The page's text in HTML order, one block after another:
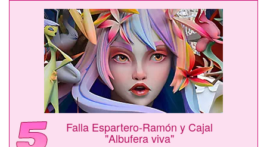
Falla Espartero-Ramón y Cajal
"Albufera viva"